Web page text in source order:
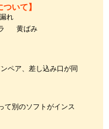
いて】
れ
黄ばみ
ペア、差し込み口が同
て別のソフトがインス